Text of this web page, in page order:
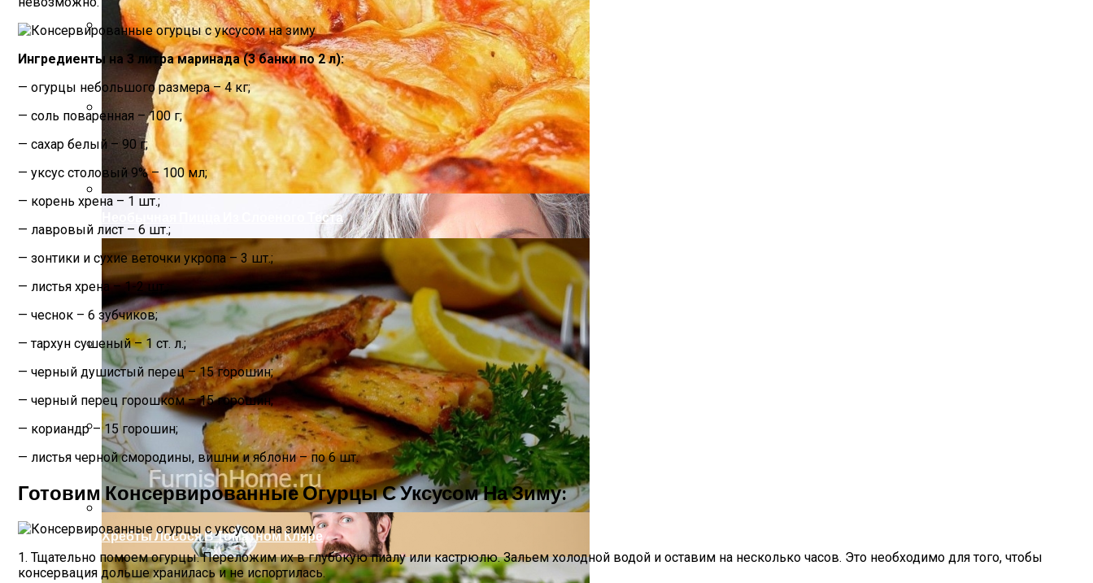
Как Повторно Использовать Воду После Варки Риса
Компактно, Красиво, Удобно: 7 Нестандартных Идей Для Хранения Обуви
Маникюр «Достойная»
Почему Нельзя Вырывать Седые Волосы И Как Замаскировать Седину Без Окрашивания
Необычная Пицца Из Слоеного Теста
Хребты Лосося В Томатном Кляре
Ингредиенты на 3 литра маринада (3 банки по 2 л):
— огурцы небольшого размера – 4 кг;
— соль поваренная – 100 г;
— сахар белый – 90 г;
— уксус столовый 9% – 100 мл;
— корень хрена – 1 шт.;
— лавровый лист – 6 шт.;
— зонтики и сухие веточки укропа – 3 шт.;
— листья хрена – 1-2 шт.;
— чеснок – 6 зубчиков;
— тархун сушеный – 1 ст. л.;
— черный душистый перец – 15 горошин;
— черный перец горошком – 15 горошин;
— кориандр – 15 горошин;
— листья черной смородины, вишни и яблони – по 6 шт.
Готовим Консервированные Огурцы С Уксусом На Зиму:
1. Тщательно помоем огурцы. Переложим их в глубокую пиалу или кастрюлю. Зальем холодной водой и оставим на несколько часов. Это необходимо для того, чтобы
консервация дольше хранилась и не испортилась.